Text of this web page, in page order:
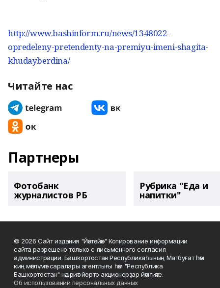
http://www.bashinform.ru/news/1348022-
opredeleny-pretendenty-na-premiyu-imeni-shagita-
khudayberdina/
Читайте нас
Партнеры
Фотобанк
журналистов РБ
Рубрика "Еда и
напитки"
© 2026 Сайт издания "Йәнтөйәк" Копирование информации
сайта разрешено только с письменного согласия
администрации. Башҡортостан Республикаһының Матбуғат һәм
киң мәғлүмәт саралары агентлығы һәм "Республика
Башкортостан" нәшриәт йорто акционерҙар йәмғиәте.
Об использовании персональных данных